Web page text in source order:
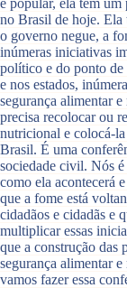
no Brasil de hoje. Ela
o governo negue, a
inúmeras iniciativas
político e do ponto de
e nos estados,
segurança alimentar
precisa recolocar ou
nutricional e colocá-
Brasil. É uma
sociedade civil. Nós
como ela acontecerá
que a fome está
cidadãos e cidadãs e
multiplicar essas
que a construção das
segurança alimentar
vamos fazer essa